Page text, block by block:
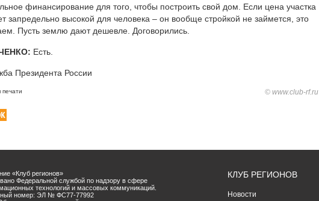
финансирование для того, чтобы построить свой дом. Если цена участка
запредельно высокой для человека – он вообще стройкой не займется, это
Пусть землю дают дешевле. Договорились.
Есть.
Президента России
печати © www.club-rf.ru
«Клуб регионов»
Федеральной службой по надзору в сфере
технологий и массовых коммуникаций.
номер: ЭЛ № ФС77-77992
КЛУБ РЕГИОНОВ
Новости